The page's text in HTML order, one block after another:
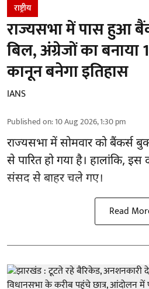
राष्ट्रीय
राज्यसभा में पास हुआ
बिल, अंग्रेजों का बनाया
कानून बनेगा इतिहास
IANS
Published on:10 Aug 2026, 1:30 pm
राज्यसभा में सोमवार को बैंकर्स
से पारित हो गया है। हालांकि, इस
संसद से बाहर चले गए।
Read